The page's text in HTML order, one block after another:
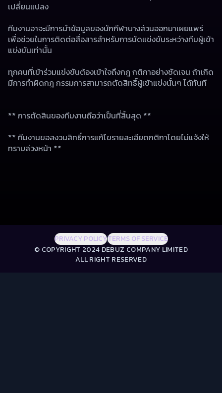
เปลี่ยนแปลง
ทีมงานอาจะมีการนำข้อมูลของนักกีฬาบางส่วนออกมาเผยแพร่
เพื่อช่วยในการติดต่อสื่อสารสำหรับการนัดแข่งขันระหว่างทีมผู้เข้า
แข่งขันเท่านั้น
ทุกคนที่เข้าร่วมแข่งขันต้องเข้าใจถึงกฎ กติกาอย่างชัดเจน ถ้าเกิด
มีการทำผิดกฎ กรรมการสามารถตัดสิทธิ์ผู้เข้าแข่งนั้นๆ ได้ทันที
** การตัดสินของทีมงานถือว่าเป็นที่สิ้นสุด **
** ทีมงานขอสงวนสิทธิ์การแก้ไขรายละเอียดกติกาโดยไม่แจ้งให้
ทราบล่วงหน้า **
PRIVACY POLICYTERMS OF SERVICE
© COPYRIGHT 2024 DEBUZ COMPANY LIMITED
ALL RIGHT RESERVED